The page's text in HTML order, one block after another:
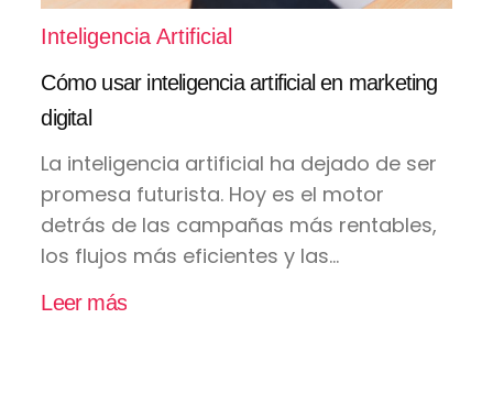
Inteligencia Artificial
Cómo usar inteligencia artificial en marketing
digital
La inteligencia artificial ha dejado de ser
promesa futurista. Hoy es el motor
detrás de las campañas más rentables,
los flujos más eficientes y las...
Leer más